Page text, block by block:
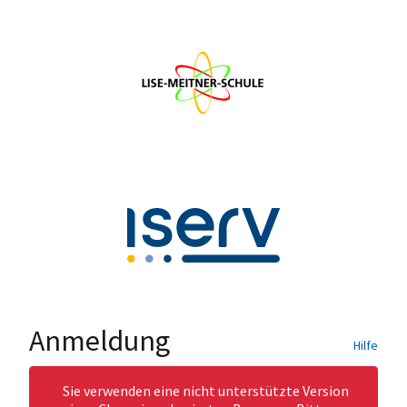
Anmeldung Hilfe
Sie verwenden eine nicht unterstützte Version